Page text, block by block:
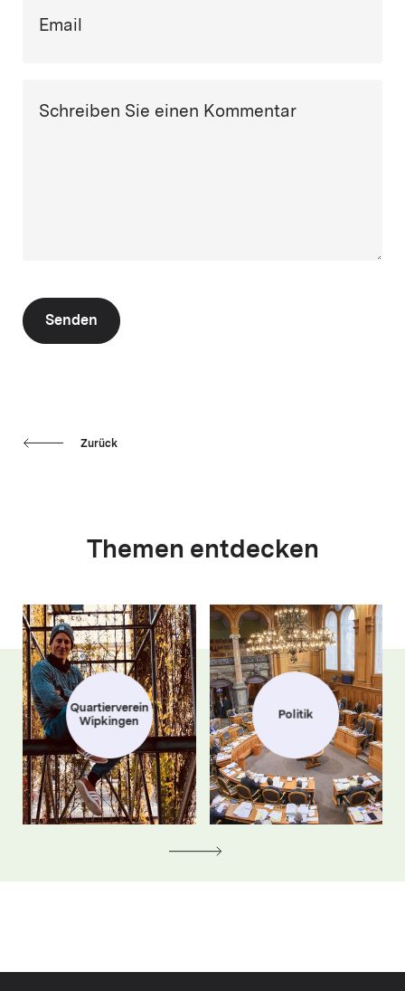
Email
Schreiben Sie einen Kommentar
Senden
Zurück
Themen entdecken
Quartierverein
Wipkingen
Politik